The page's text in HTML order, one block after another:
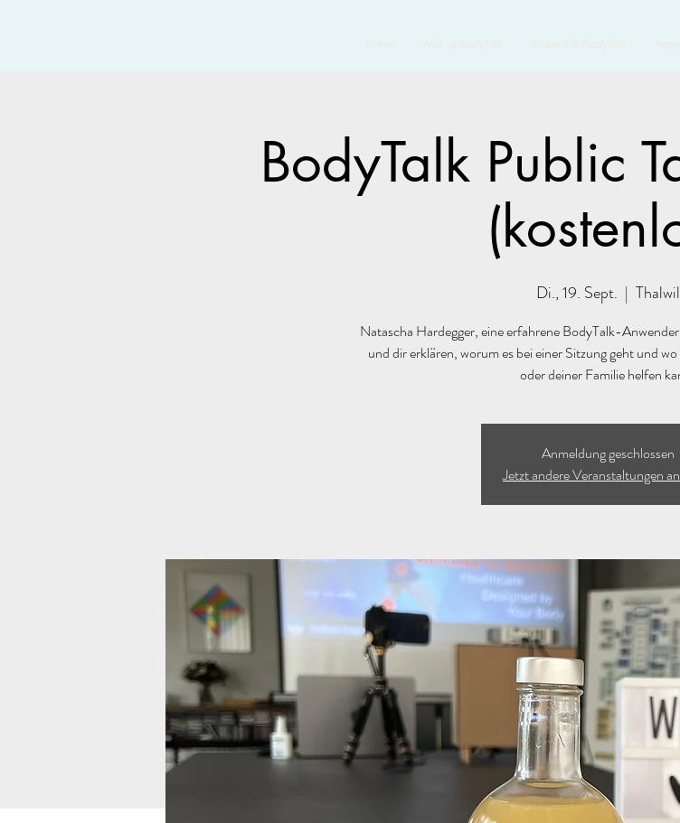
BodyTalk Public
Di., 19. Sept.
  |
Thalwil
Natascha Hardegger, eine erfahrene BodyTalk-
und dir erklären, worum es bei einer Sitzung geht und
oder deiner Familie helfen
Anmeldung geschlossen
Jetzt andere Veranstaltungen